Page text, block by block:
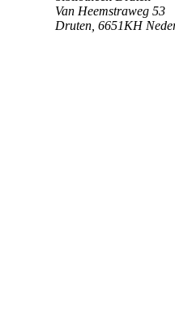
Van Heemstraweg 53
Druten 6651KH